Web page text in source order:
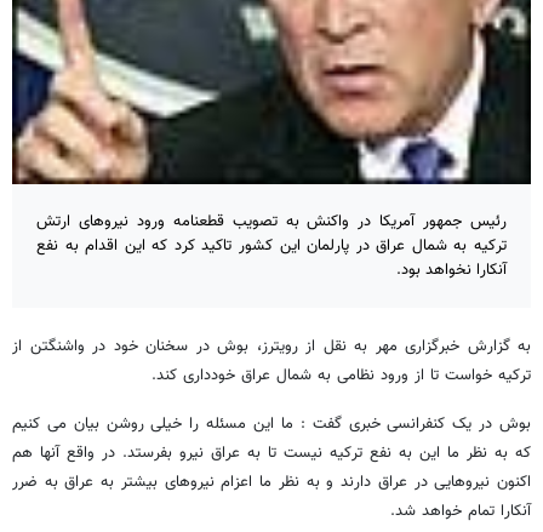
رئیس جمهور آمریکا در واکنش به تصویب قطعنامه ورود نیروهای ارتش
ترکیه به شمال عراق در پارلمان این کشور تاکید کرد که این اقدام به نفع
آنکارا نخواهد بود.
به گزارش خبرگزاری مهر به نقل از رویترز، بوش در سخنان خود در واشنگتن از
ترکیه خواست تا از ورود نظامی به شمال عراق خودداری کند.
بوش در یک کنفرانسی خبری گفت : ما این مسئله را خیلی روشن بیان می کنیم
که به نظر ما این به نفع ترکیه نیست تا به عراق نیرو بفرستد. در واقع آنها هم
اکنون نیروهایی در عراق دارند و به نظر ما اعزام نیروهای بیشتر به عراق به ضرر
آنکارا تمام خواهد شد.